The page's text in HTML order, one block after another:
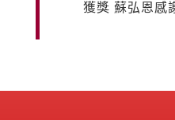
獲獎 蘇弘恩感